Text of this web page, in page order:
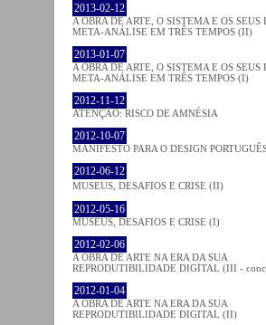
2013-02-12
A OBRA DE ARTE, O SISTEMA E OS SEUS
META-ANÁLISE EM TRÊS TEMPOS (II)
2013-01-07
A OBRA DE ARTE, O SISTEMA E OS SEUS
META-ANÁLISE EM TRÊS TEMPOS (I)
2012-11-12
ATENÇÃO: RISCO DE AMNÉSIA
2012-10-07
MANIFESTO PARA O DESIGN
2012-06-12
MUSEUS, DESAFIOS E CRISE (II)
2012-05-16
MUSEUS, DESAFIOS E CRISE (I)
2012-02-06
A OBRA DE ARTE NA ERA DA SUA
REPRODUTIBILIDADE DIGITAL (III -
2012-01-04
A OBRA DE ARTE NA ERA DA SUA
REPRODUTIBILIDADE DIGITAL (II)